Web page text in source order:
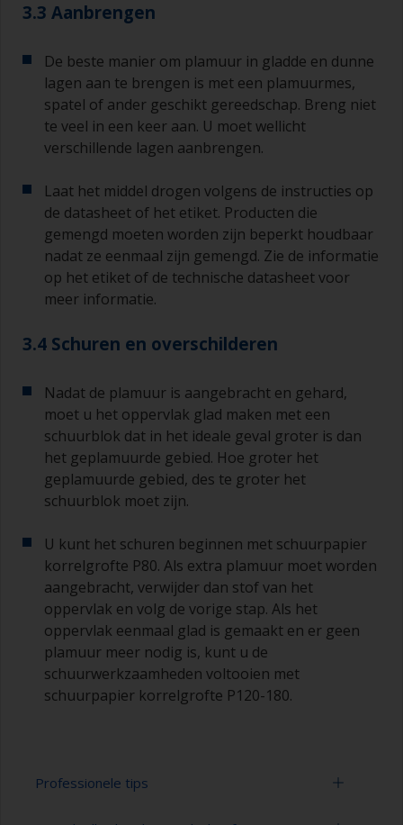
3.3 Aanbrengen
De beste manier om plamuur in gladde en dunne
lagen aan te brengen is met een plamuurmes,
spatel of ander geschikt gereedschap. Breng niet
te veel in een keer aan. U moet wellicht
verschillende lagen aanbrengen.
Laat het middel drogen volgens de instructies op
de datasheet of het etiket. Producten die
gemengd moeten worden zijn beperkt houdbaar
nadat ze eenmaal zijn gemengd. Zie de informatie
op het etiket of de technische datasheet voor
meer informatie.
3.4 Schuren en overschilderen
Nadat de plamuur is aangebracht en gehard,
moet u het oppervlak glad maken met een
schuurblok dat in het ideale geval groter is dan
het geplamuurde gebied. Hoe groter het
geplamuurde gebied, des te groter het
schuurblok moet zijn.
U kunt het schuren beginnen met schuurpapier
korrelgrofte P80. Als extra plamuur moet worden
aangebracht, verwijder dan stof van het
oppervlak en volg de vorige stap. Als het
oppervlak eenmaal glad is gemaakt en er geen
plamuur meer nodig is, kunt u de
schuurwerkzaamheden voltooien met
schuurpapier korrelgrofte P120-180.
Professionele tips